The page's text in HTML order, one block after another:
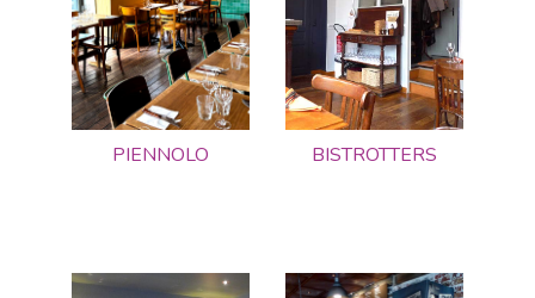
PIENNOLO BISTROTTERS